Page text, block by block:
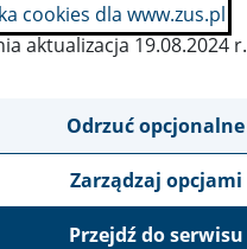
wszystkie pozycje bazy
cookies dla www.zus.pl
aktualizacja 19.08.2024 r.
Odrzuć opcjonalne
Zarządzaj opcjami
Przejdź do serwisu